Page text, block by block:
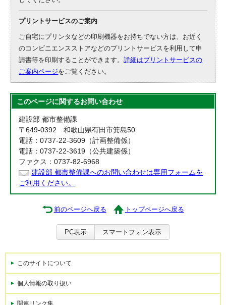
プリントサービスのご案内
ご自宅にプリンタなどの印刷機器をお持ちでない方は、お近く
のコンビニエンスストアなどのプリントサービスを利用して申
請書等を印刷することができます。詳細はプリントサービスの
ご案内ページをご覧ください。
このページに関するお問い合わせ
建設部 都市整備課
〒649-0392 和歌山県有田市箕島50
電話：0737-22-3609（計画整備係）
電話：0737-22-3619（公共建築係）
ファクス：0737-82-6968
建設部 都市整備課へのお問い合わせは専用フォームを
ご利用ください。
前のページへ戻る トップページへ戻る
PC表示 スマートフォン表示
このサイトについて
個人情報の取り扱い
関連リンク集